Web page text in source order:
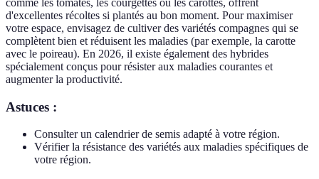
comme les tomates, les courgettes ou les carottes, offrent
d'excellentes récoltes si plantés au bon moment. Pour maximiser
votre espace, envisagez de cultiver des variétés compagnes qui se
complètent bien et réduisent les maladies (par exemple, la carotte
avec le poireau). En 2026, il existe également des hybrides
spécialement conçus pour résister aux maladies courantes et
augmenter la productivité.
Astuces :
Consulter un calendrier de semis adapté à votre région.
Vérifier la résistance des variétés aux maladies spécifiques de
votre région.